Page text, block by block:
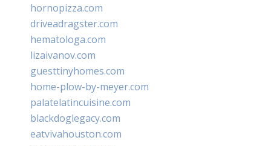
hornopizza.com
driveadragster.com
hematologa.com
lizaivanov.com
guesttinyhomes.com
home-plow-by-meyer.com
palatelatincuisine.com
blackdoglegacy.com
eatvivahouston.com